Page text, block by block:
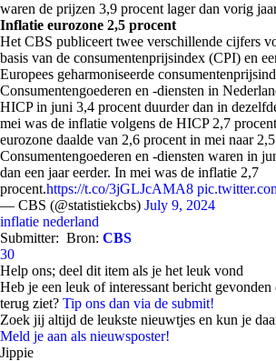
waren de prijzen 3,9 procent lager dan vorig
Inflatie eurozone 2,5 procent
Het CBS publiceert twee verschillende cijfers
basis van de consumentenprijsindex (CPI) en
Europees geharmoniseerde
Consumentengoederen en -diensten in
HICP in juni 3,4 procent duurder dan in
mei was de inflatie volgens de HICP 2,7
eurozone daalde van 2,6 procent in mei naar
Consumentengoederen en -diensten waren in
dan een jaar eerder. In mei was de inflatie 2,7
procent.https://t.co/3jGLJcAMA8
— CBS (@statistiekcbs) July 9, 2024
inflatie nederland
Submitter: Bron: CBS
30
Help ons; deel dit item als je het leuk vond
Heb je een leuk of interessant bericht
terug ziet? Tip ons dan via de submit!
Zoek jij altijd de leukste nieuwtjes en kun je
Meld je aan als nieuwsposter!
Jippie